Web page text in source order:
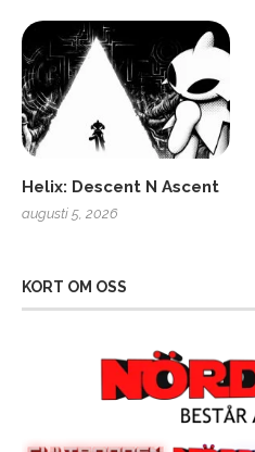
Helix: Descent N Ascent
augusti 5, 2026
KORT OM OSS